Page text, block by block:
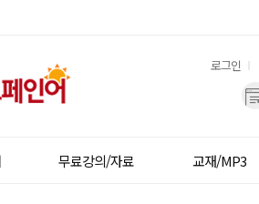
유
메
뉴
로그인
사
메
무료강의/자료 교재/MP3